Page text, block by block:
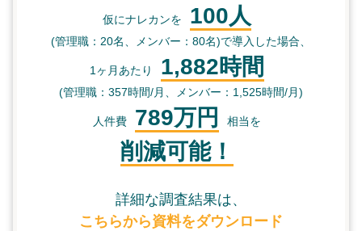
仮にナレカンを 100人
(管理職：20名、メンバー：80名)で導入した場合、
1ヶ月あたり 1,882時間
(管理職：357時間/月、メンバー：1,525時間/月)
人件費 789万円 相当を
削減可能！
詳細な調査結果は、
こちらから資料をダウンロード